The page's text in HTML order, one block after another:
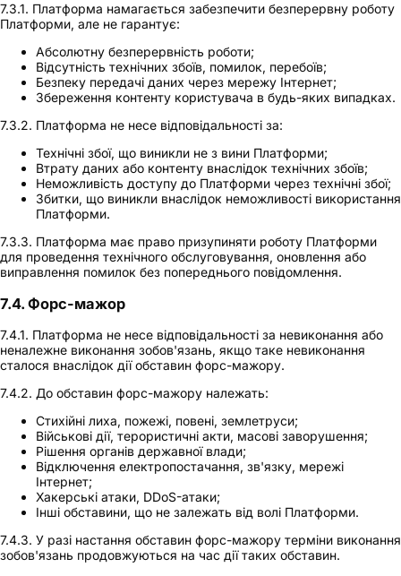
7.3.1. Платформа намагається забезпечити безперервну роботу
Платформи, але не гарантує:
Абсолютну безперервність роботи;
Відсутність технічних збоїв, помилок, перебоїв;
Безпеку передачі даних через мережу Інтернет;
Збереження контенту користувача в будь-яких випадках.
7.3.2. Платформа не несе відповідальності за:
Технічні збої, що виникли не з вини Платформи;
Втрату даних або контенту внаслідок технічних збоїв;
Неможливість доступу до Платформи через технічні збої;
Збитки, що виникли внаслідок неможливості використання
Платформи.
7.3.3. Платформа має право призупиняти роботу Платформи
для проведення технічного обслуговування, оновлення або
виправлення помилок без попереднього повідомлення.
7.4. Форс-мажор
7.4.1. Платформа не несе відповідальності за невиконання або
неналежне виконання зобов'язань, якщо таке невиконання
сталося внаслідок дії обставин форс-мажору.
7.4.2. До обставин форс-мажору належать:
Стихійні лиха, пожежі, повені, землетруси;
Військові дії, терористичні акти, масові заворушення;
Рішення органів державної влади;
Відключення електропостачання, зв'язку, мережі
Інтернет;
Хакерські атаки, DDoS-атаки;
Інші обставини, що не залежать від волі Платформи.
7.4.3. У разі настання обставин форс-мажору терміни виконання
зобов'язань продовжуються на час дії таких обставин.